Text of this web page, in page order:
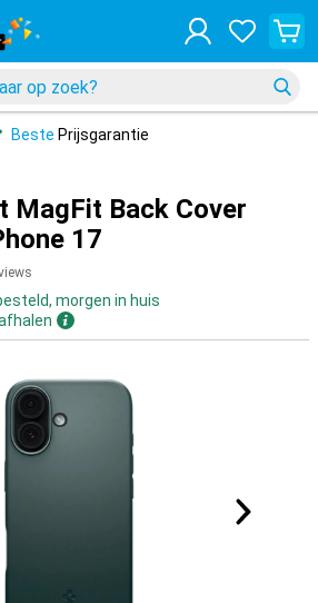
Beste Prijsgarantie
MagFit Back Cover
17
morgen in huis